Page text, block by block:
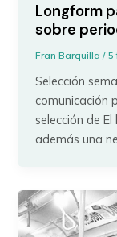
Longform
sobre
Fran Barquilla/5
Selección
comunicación
selección de
además una